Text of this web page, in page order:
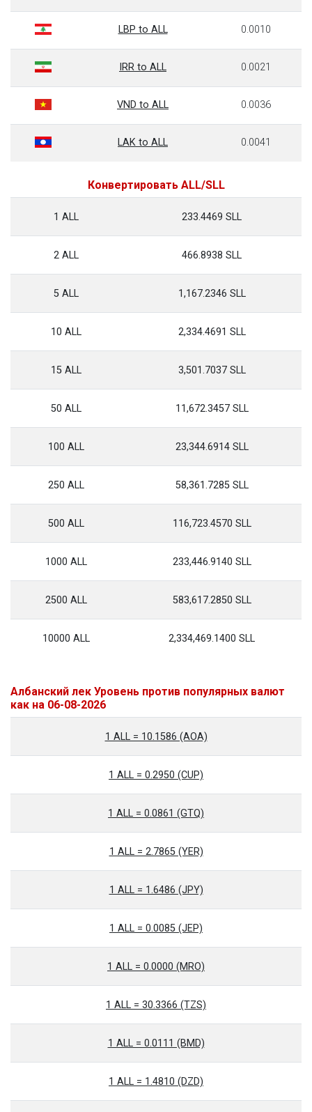
LBP to ALL 0.0010
IRR to ALL 0.0021
VND to ALL 0.0036
LAK to ALL 0.0041
Конвертировать ALL/SLL
1 ALL 233.4469 SLL
2 ALL 466.8938 SLL
5 ALL 1,167.2346 SLL
10 ALL 2,334.4691 SLL
15 ALL 3,501.7037 SLL
50 ALL 11,672.3457 SLL
100 ALL 23,344.6914 SLL
250 ALL 58,361.7285 SLL
500 ALL 116,723.4570 SLL
1000 ALL 233,446.9140 SLL
2500 ALL 583,617.2850 SLL
10000 ALL 2,334,469.1400 SLL
Албанский лек Уровень против популярных валют
как на 06-08-2026
1 ALL = 10.1586 (AOA)
1 ALL = 0.2950 (CUP)
1 ALL = 0.0861 (GTQ)
1 ALL = 2.7865 (YER)
1 ALL = 1.6486 (JPY)
1 ALL = 0.0085 (JEP)
1 ALL = 0.0000 (MRO)
1 ALL = 30.3366 (TZS)
1 ALL = 0.0111 (BMD)
1 ALL = 1.4810 (DZD)